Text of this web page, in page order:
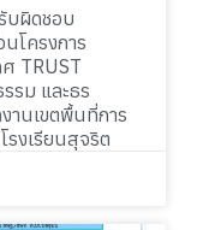
บผิดชอบ
นโครงการ
TRUST
รม และธร
านเขตพื้นที่การ
งเรียนสุจริต